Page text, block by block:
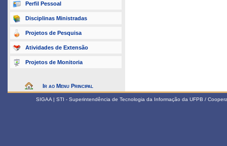
Perfil Pessoal
Disciplinas Ministradas
Projetos de Pesquisa
Atividades de Extensão
Projetos de Monitoria
Ir ao Menu Principal
SIGAA | STI - Superintendência de Tecnologia da Informação da UFPB /